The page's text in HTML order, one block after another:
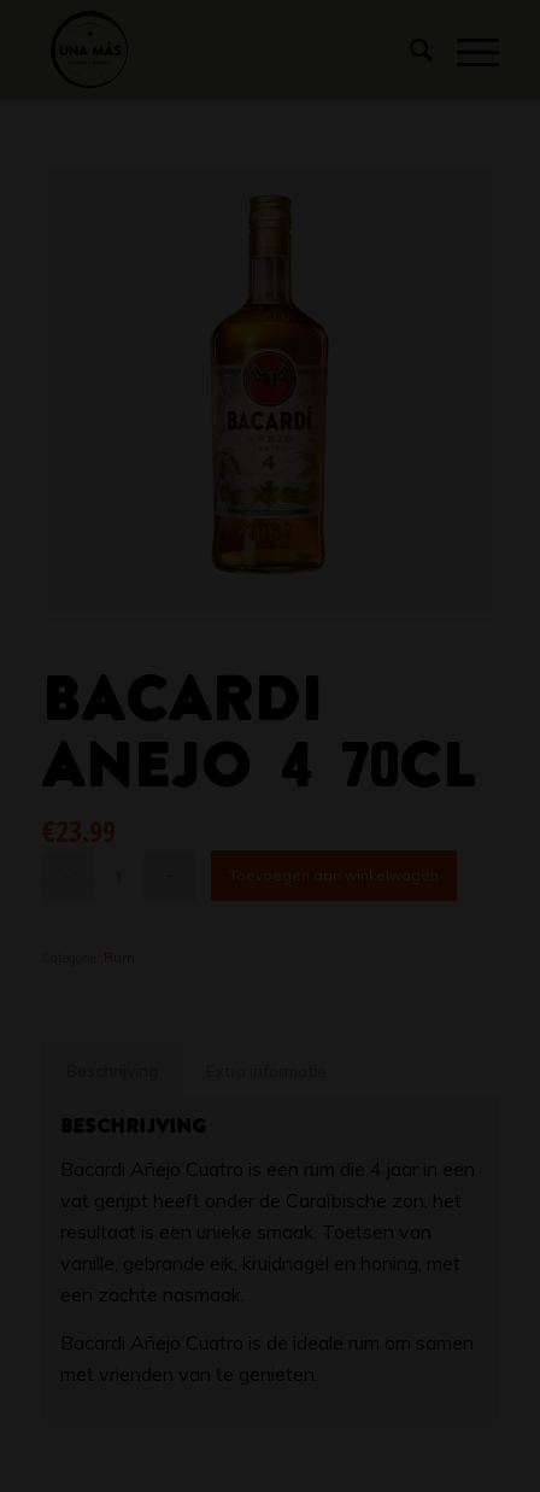
BACARDI
ANEJO 4 70CL
€23.99
Toevoegen aan winkelwagen
Rum
Beschrijving
Bacardi Añejo Cuatro is een rum die 4 jaar in een
vat gerijpt heeft onder de Caraïbische zon, het
resultaat is een unieke smaak. Toetsen van
vanille, gebrande eik, kruidnagel en honing, met
een zachte nasmaak.
Bacardi Añejo Cuatro is de ideale rum om samen
met vrienden van te genieten.